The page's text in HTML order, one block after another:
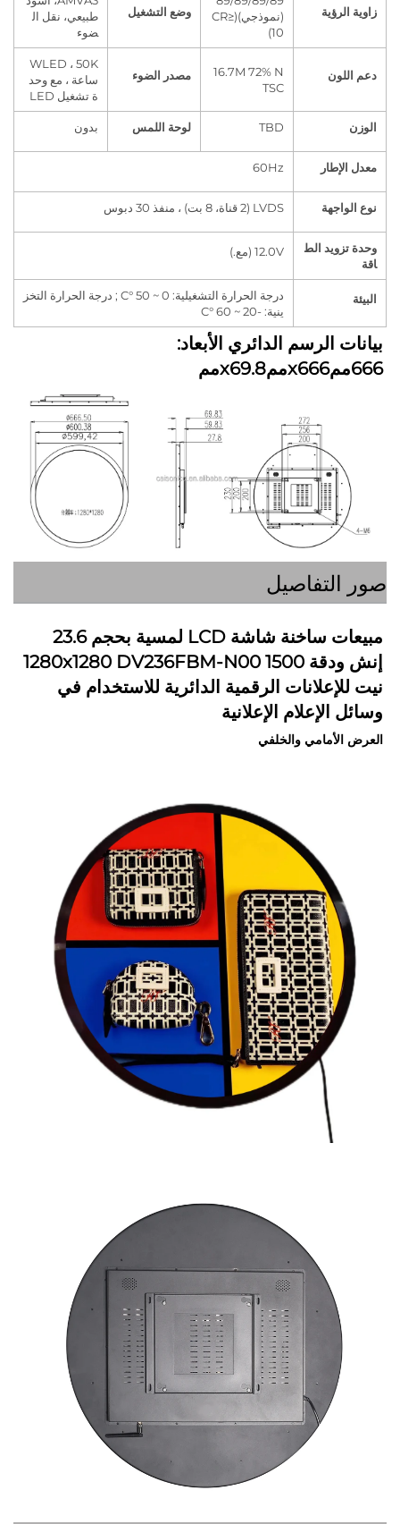
(نموذجي)(CR≥
وضع التشغيل
طبيعي، نقل ال
16.7M 72% N
TSC
مصدر الضوء
WLED ، 50K
ساعة ، مع وحد
لوحة اللمس بدون
60Hz
LVDS (2 قناة، 8 بت) ، منفذ 30 دبوس
الط 12.0V (مع.)
درجة الحرارة التشغيلية: 0 ~ 50 °C ; درجة الحرارة التخز
بيانات الرسم الدائري الأبعاد:
مبيعات ساخنة شاشة LCD لمسية بحجم 23.6
إنش ودقة 1280x1280 DV236FBM-N00 1500
نيت للإعلانات الرقمية الدائرية للاستخدام في
الإعلام الإعلانية
والخلفي